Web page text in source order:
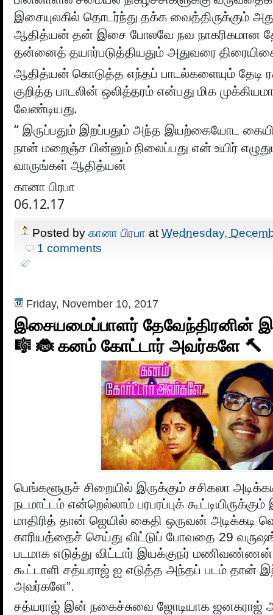
இசையுலகில் தொடர்ந்து தக்க வைத்திருக்கும்
ஆதித்யன் தன் இசை போலவே நவ நாகரிகமான
தன்னைத் தயார்படுத்தியதும் அதுவரை
ஆதித்யன் கொடுத்த எந்தப் பாடல்களையும் தேடி
குறித்த பாடலின் ஒலித்தரம் என்பது மிக
வேண்டியது.
“ இருப்பதும் இறப்பதும் அந்த இயற்கையோட
நான் மறைஞ்ச பின்னும் நிலைப்பது என் உயிர்
வாருங்கள் ஆதித்யன்
கானா பிரபா
06.12.17
Posted by கானா பிரபா at Wednesday,
1 comments
Friday, November 10, 2017
இசையமைப்பாளர் தேவேந்திரனின்
🎼 🐞 கனம் கோட்டார் அவர்களே 🔨
பெங்களூருச் சிறையில் இருக்கும் சசிகலா
நடமாட்டம் என்றெல்லாம் பரபரப்புக்
மாதிரித் தான் ஜெயில் கைதி ஒருவன் அடிக்கடி
காரியத்தைச் செய்து விட்டுப் போவதை 29
படமாக எடுத்து விட்டார் இயக்குநர்
கூட்டாளி சத்யராஜ் ஐ எடுத்த அந்தப் படம் தான்
அவர்களே”.
சத்யராஜ் இன் நகைச்சுவை ஜோடியாக